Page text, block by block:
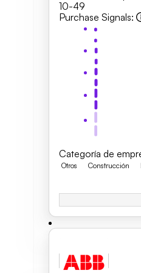
10-49
Purchase Signals:
Categoría de
Otros Construcción